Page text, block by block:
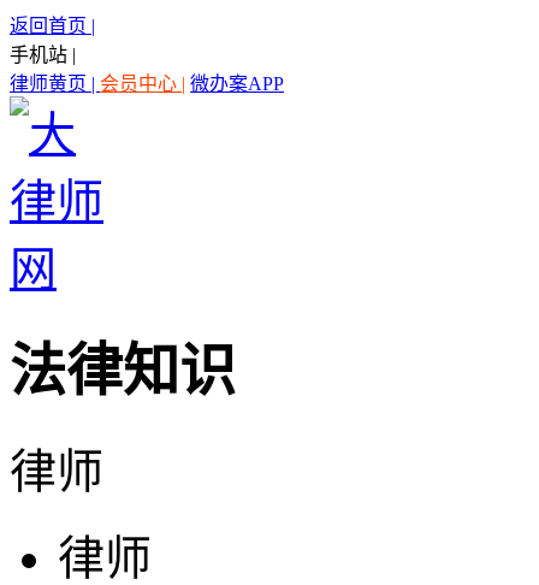
返回首页 |
手机站 |
律师黄页 | 会员中心 | 微办案APP
法律知识
律师
律师